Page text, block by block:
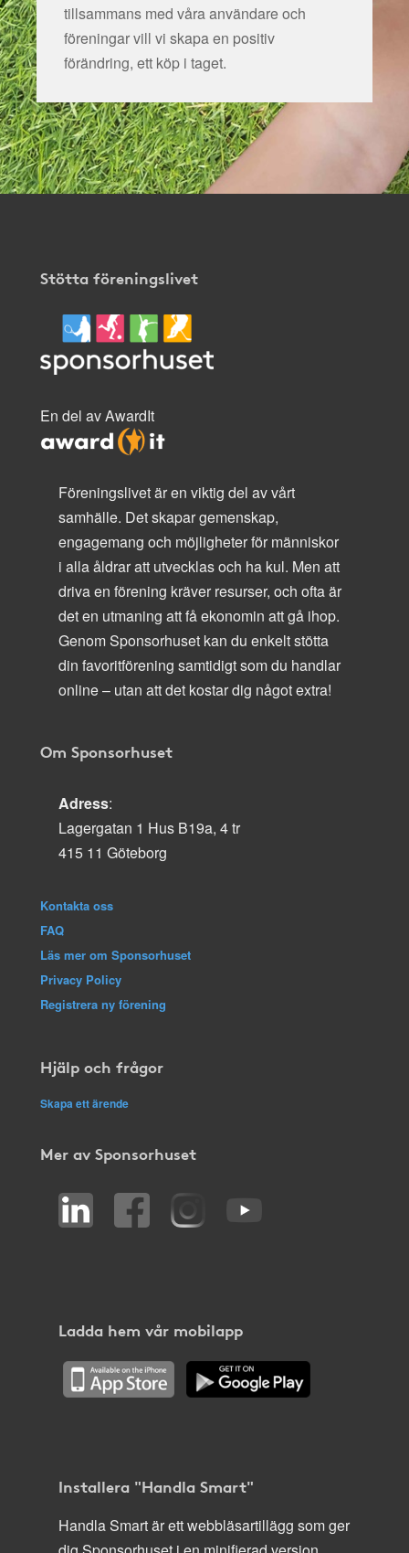
tillsammans med våra användare och
föreningar vill vi skapa en positiv
förändring, ett köp i taget.
Stötta föreningslivet
En del av AwardIt
Föreningslivet är en viktig del av vårt
samhälle. Det skapar gemenskap,
engagemang och möjligheter för människor
i alla åldrar att utvecklas och ha kul. Men att
driva en förening kräver resurser, och ofta är
det en utmaning att få ekonomin att gå ihop.
Genom Sponsorhuset kan du enkelt stötta
din favoritförening samtidigt som du handlar
online – utan att det kostar dig något extra!
Om Sponsorhuset
Adress:
Lagergatan 1 Hus B19a, 4 tr
415 11 Göteborg
Kontakta oss
FAQ
Läs mer om Sponsorhuset
Privacy Policy
Registrera ny förening
Hjälp och frågor
Skapa ett ärende
Mer av Sponsorhuset
Ladda hem vår mobilapp
Installera "Handla Smart"
Handla Smart är ett webbläsartillägg som ger